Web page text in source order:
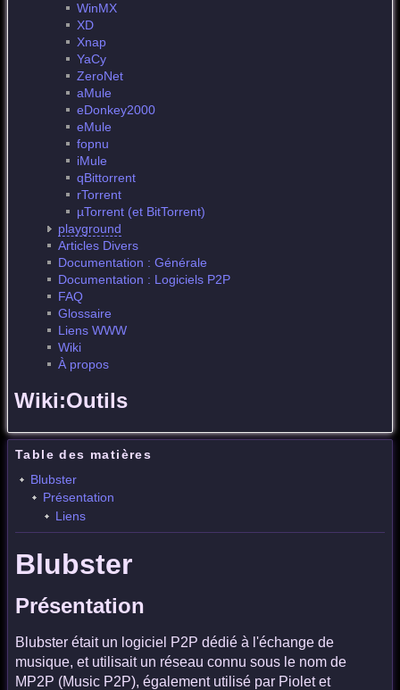
WinMX
XD
Xnap
YaCy
ZeroNet
aMule
eDonkey2000
eMule
fopnu
iMule
qBittorrent
rTorrent
µTorrent (et BitTorrent)
playground
Articles Divers
Documentation : Générale
Documentation : Logiciels P2P
FAQ
Glossaire
Liens WWW
Wiki
À propos
Wiki:Outils
Table des matières
Blubster
Présentation
Liens
Blubster
Présentation
Blubster était un logiciel P2P dédié à l'échange de
musique, et utilisait un réseau connu sous le nom de
MP2P (Music P2P), également utilisé par Piolet et